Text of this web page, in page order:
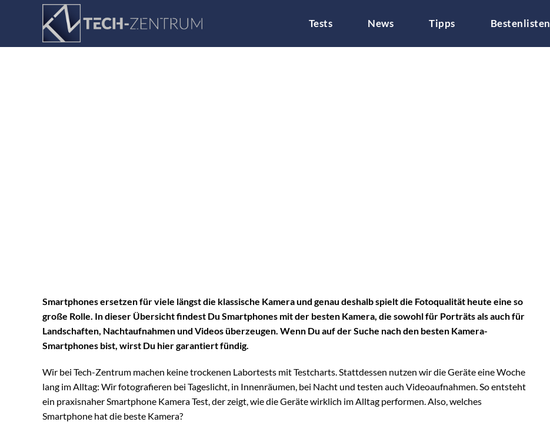
Tests News Tipps Bestenlisten
Smartphones ersetzen für viele längst die klassische Kamera und genau deshalb spielt die Fotoqualität heute eine so
große Rolle. In dieser Übersicht findest Du Smartphones mit der besten Kamera, die sowohl für Porträts als auch für
Landschaften, Nachtaufnahmen und Videos überzeugen. Wenn Du auf der Suche nach den besten Kamera-
Smartphones bist, wirst Du hier garantiert fündig.
Wir bei Tech-Zentrum machen keine trockenen Labortests mit Testcharts. Stattdessen nutzen wir die Geräte eine Woche
lang im Alltag: Wir fotografieren bei Tageslicht, in Innenräumen, bei Nacht und testen auch Videoaufnahmen. So entsteht
ein praxisnaher Smartphone Kamera Test, der zeigt, wie die Geräte wirklich im Alltag performen. Also, welches
Smartphone hat die beste Kamera?